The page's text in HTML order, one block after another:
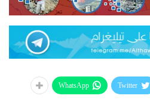
Twitter
WhatsApp